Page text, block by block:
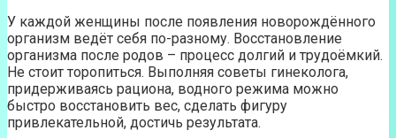
У каждой женщины после появления новорождённого
организм ведёт себя по-разному. Восстановление
организма после родов – процесс долгий и трудоёмкий.
Не стоит торопиться. Выполняя советы гинеколога,
придерживаясь рациона, водного режима можно
быстро восстановить вес, сделать фигуру
привлекательной, достичь результата.